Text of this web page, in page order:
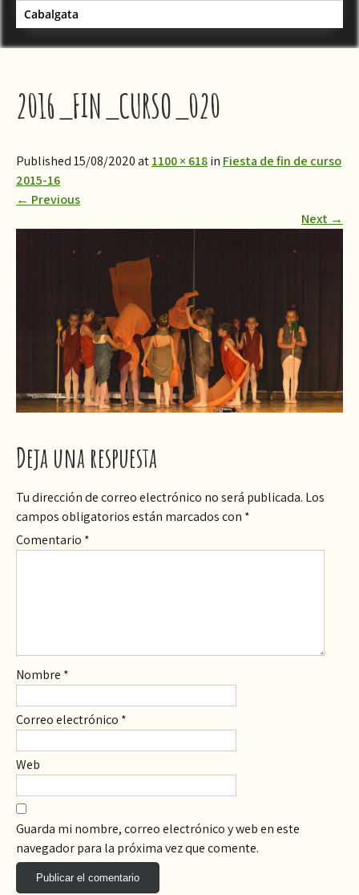
Cabalgata
2016_FIN_CURSO_020
Published 15/08/2020 at1100 × 618in ​Fiesta de fin de curso
2015-16
← Previous
Next →
Deja una respuesta
Tu dirección de correo electrónico no será publicada. Los
campos obligatorios están marcados con *
Comentario *
Nombre *
Correo electrónico *
Web
Guarda mi nombre, correo electrónico y web en este
navegador para la próxima vez que comente.